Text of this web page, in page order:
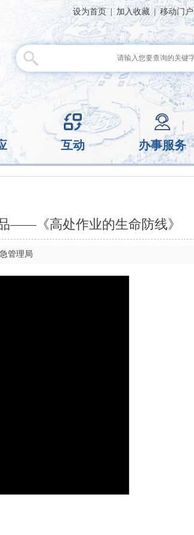
设为首页 | 加入收藏 | 移动门户
互动 办事服务
——《高处作业的生命防线》
急管理局